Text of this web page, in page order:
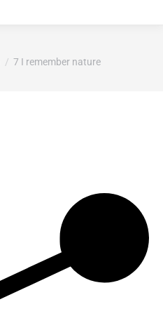
7 I remember nature